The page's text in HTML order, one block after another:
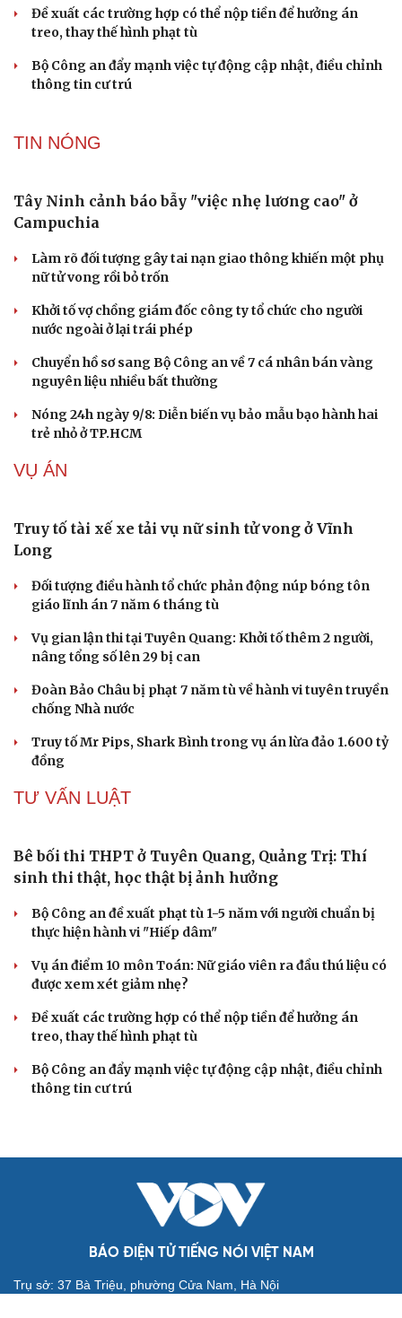
Cải chính
Đề xuất các trường hợp có thể nộp tiền để hưởng án
treo, thay thế hình phạt tù
Bộ Công an đẩy mạnh việc tự động cập nhật, điều chỉnh
thông tin cư trú
TIN NÓNG
Tây Ninh cảnh báo bẫy "việc nhẹ lương cao" ở
Campuchia
nữ tử vong rồi bỏ trốn
nước ngoài ở lại trái phép
Chuyển hồ sơ sang Bộ Công an về 7 cá nhân bán vàng
Nóng 24h ngày 9/8: Diễn biến vụ bảo mẫu bạo hành hai
VỤ ÁN
Truy tố tài xế xe tải vụ nữ sinh tử vong ở Vĩnh
Long
giáo lĩnh án 7 năm 6 tháng tù
nâng tổng số lên 29 bị can
Đoàn Bảo Châu bị phạt 7 năm tù về hành vi tuyên truyền
Truy tố Mr Pips, Shark Bình trong vụ án lừa đảo 1.600 tỷ
TƯ VẤN LUẬT
Bê bối thi THPT ở Tuyên Quang, Quảng Trị: Thí
sinh thi thật, học thật bị ảnh hưởng
Vụ án điểm 10 môn Toán: Nữ giáo viên ra đầu thú liệu có
Đề xuất các trường hợp có thể nộp tiền để hưởng án
treo, thay thế hình phạt tù
Bộ Công an đẩy mạnh việc tự động cập nhật, điều chỉnh
thông tin cư trú